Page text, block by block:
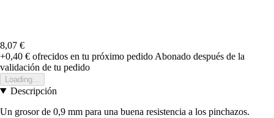
8,07 €
+0,40 € ofrecidos en tu próximo pedido Abonado después de la
validación de tu pedido
Loading...
Descripción
Un grosor de 0,9 mm para una buena resistencia a los pinchazos.